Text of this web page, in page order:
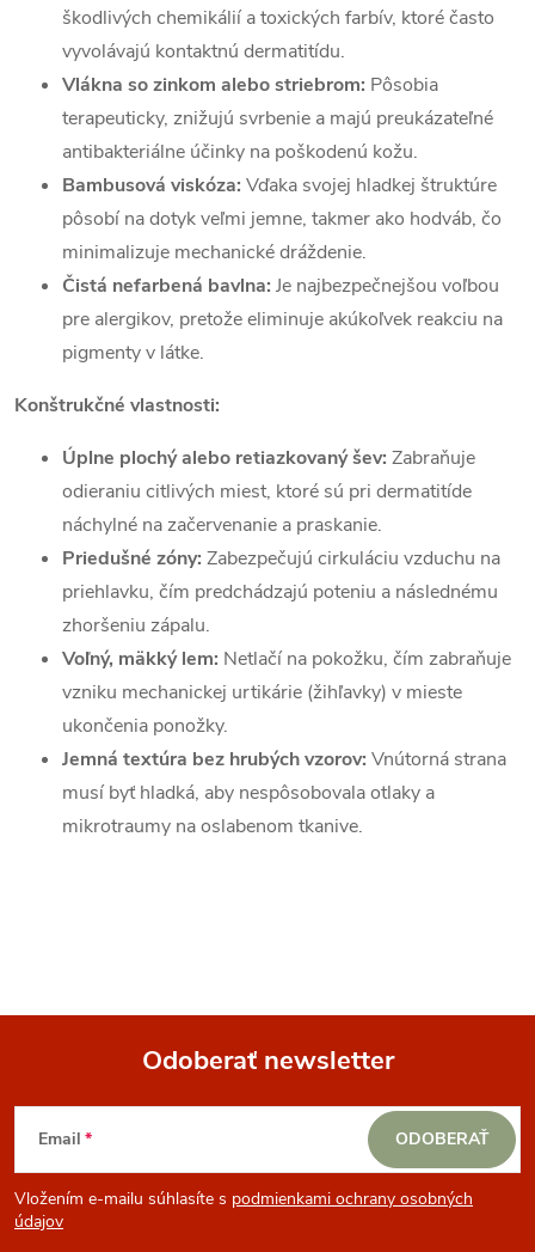
škodlivých chemikálií a toxických farbív, ktoré často
vyvolávajú kontaktnú dermatitídu.
Vlákna so zinkom alebo striebrom: Pôsobia
terapeuticky, znižujú svrbenie a majú preukázateľné
antibakteriálne účinky na poškodenú kožu.
Bambusová viskóza: Vďaka svojej hladkej štruktúre
pôsobí na dotyk veľmi jemne, takmer ako hodváb, čo
minimalizuje mechanické dráždenie.
Čistá nefarbená bavlna: Je najbezpečnejšou voľbou
pre alergikov, pretože eliminuje akúkoľvek reakciu na
pigmenty v látke.
Konštrukčné vlastnosti:
Úplne plochý alebo retiazkovaný šev: Zabraňuje
odieraniu citlivých miest, ktoré sú pri dermatitíde
náchylné na začervenanie a praskanie.
Priedušné zóny: Zabezpečujú cirkuláciu vzduchu na
priehlavku, čím predchádzajú poteniu a následnému
zhoršeniu zápalu.
Voľný, mäkký lem: Netlačí na pokožku, čím zabraňuje
vzniku mechanickej urtikárie (žihľavky) v mieste
ukončenia ponožky.
Jemná textúra bez hrubých vzorov: Vnútorná strana
musí byť hladká, aby nespôsobovala otlaky a
mikrotraumy na oslabenom tkanive.
Z
á
p
Odoberať newsletter
Email
Vložením e-mailu súhlasíte s podmienkami ochrany osobných
údajov
ODOBERAŤ